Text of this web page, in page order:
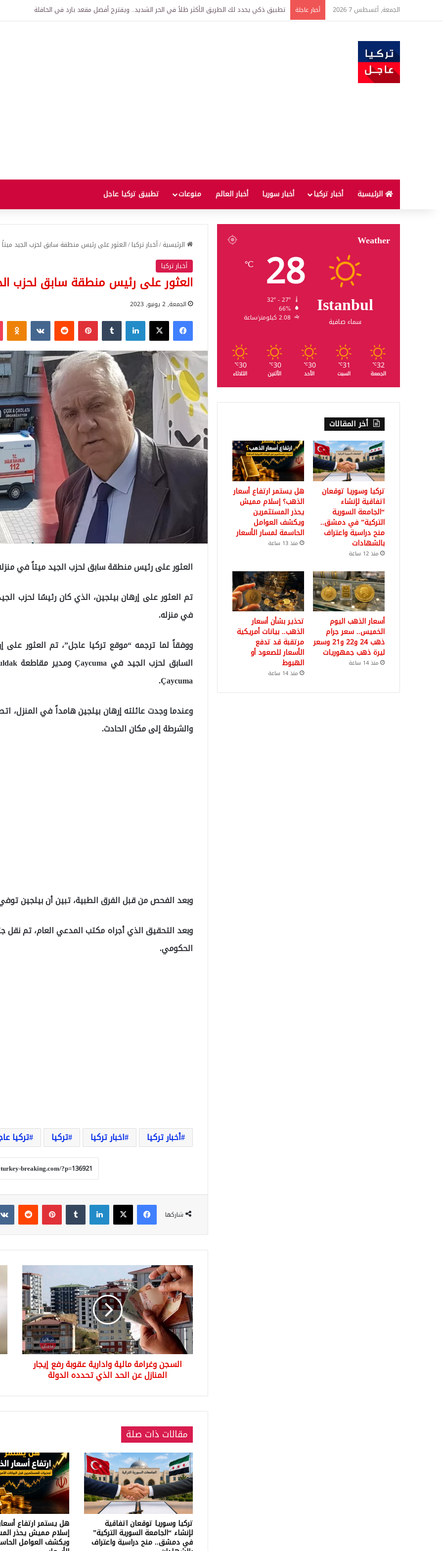
الجمعة, أغسطس 7 2026 أخبار عاجلة تركيا وسوريا توقعان اتفاقية لإنشاء “الجامعة السورية التركية” في دمشق.. منح دراسية واعتراف بالشهادات
الرئيسية أخبار تركيا أخبار سوريا أخبار العالم منوعات تطبيق تركيا عاجل
الرئيسية/أخبار تركيا/العثور على رئيس منطقة سابق لحزب الجيد
أخبار تركيا
العثور على رئيس منطقة سابق لحزب
الجمعة, 2 يونيو, 2023
فيسبوك‫X لينكدإن بينتيريست
العثور على رئيس منطقة سابق لحزب الجيد ميتاً في
تم العثور على إرهان بيلجين، الذي كان رئيسًا لحزب
في منزله.
ووفقاً لما ترجمه “موقع تركيا عاجل”، تم العثور
Çaycuma.
والشرطة إلى مكان الحادث.
وبعد الفحص من قبل الفرق الطبية، تبين أن بيلجين توفي
وبعد التحقيق الذي أجراه مكتب المدعي العام، تم
الحكومي.
أخبار تركيا اخبار تركيا تركيا تركيا
شاركها
فيسبوك‫X لينكدإن بينتيريست
السجن
وغرامة
مالية
وادارية
عقوبة
رفع
إيجار
المنازل
عن
الدولة
السجن وغرامة مالية وادارية عقوبة رفع إيجار
المنازل عن الحد الذي تحدده الدولة
مقالات ذات صلة
تركيا وسوريا توقعان اتفاقية
لإنشاء “الجامعة السورية التركية”
في دمشق.. منح دراسية واعتراف
هل يستمر ارتفاع
إسلام مميش يحذر
ويكشف العوامل
Weather
Istanbul
سماء صافية
28
℃
66%
2.08 كيلومتر/ساعة
32
℃
الجمعة
31
℃
السبت
30
℃
الأحد
30
℃
الأثنين
30
℃
الثلاثاء
أخر المقالات
تركيا وسوريا توقعان
اتفاقية لإنشاء
“الجامعة السورية
التركية” في دمشق..
منح دراسية واعتراف
بالشهادات
منذ 12 ساعة
هل يستمر ارتفاع أسعار
الذهب؟ إسلام مميش
يحذر المستثمرين
ويكشف العوامل
الحاسمة لمسار الأسعار
منذ 13 ساعة
أسعار الذهب اليوم
الخميس.. سعر جرام
ذهب 24 و22 و21 وسعر
ليرة ذهب جمهوريات
منذ 14 ساعة
تحذير بشأن أسعار
الذهب.. بيانات أمريكية
مرتقبة قد تدفع
الأسعار للصعود أو
الهبوط
منذ 14 ساعة